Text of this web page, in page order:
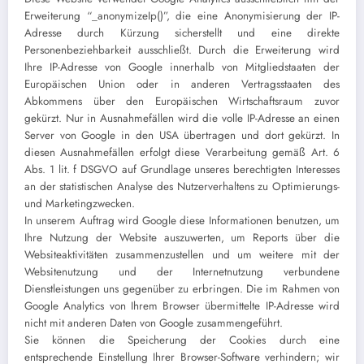
Erweiterung “_anonymizeIp()”, die eine Anonymisierung der IP-
Adresse durch Kürzung sicherstellt und eine direkte
Personenbeziehbarkeit ausschließt. Durch die Erweiterung wird
Ihre IP-Adresse von Google innerhalb von Mitgliedstaaten der
Europäischen Union oder in anderen Vertragsstaaten des
Abkommens über den Europäischen Wirtschaftsraum zuvor
gekürzt. Nur in Ausnahmefällen wird die volle IP-Adresse an einen
Server von Google in den USA übertragen und dort gekürzt. In
diesen Ausnahmefällen erfolgt diese Verarbeitung gemäß Art. 6
Abs. 1 lit. f DSGVO auf Grundlage unseres berechtigten Interesses
an der statistischen Analyse des Nutzerverhaltens zu Optimierungs-
und Marketingzwecken.
In unserem Auftrag wird Google diese Informationen benutzen, um
Ihre Nutzung der Website auszuwerten, um Reports über die
Websiteaktivitäten zusammenzustellen und um weitere mit der
Websitenutzung und der Internetnutzung verbundene
Dienstleistungen uns gegenüber zu erbringen. Die im Rahmen von
Google Analytics von Ihrem Browser übermittelte IP-Adresse wird
nicht mit anderen Daten von Google zusammengeführt.
Sie können die Speicherung der Cookies durch eine
entsprechende Einstellung Ihrer Browser-Software verhindern; wir